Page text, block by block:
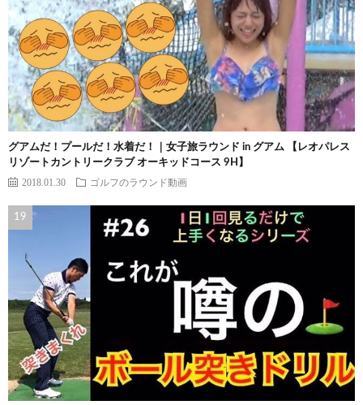
グアムだ！プールだ！水着だ！｜女子旅ラウンド in グアム 【レオパレス
リゾートカントリークラブ オーキッドコース 9H】
2018.01.30 ゴルフのラウンド動画